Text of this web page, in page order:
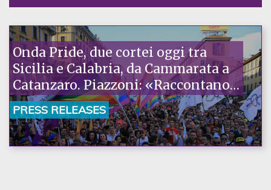
Onda Pride, due cortei oggi tra
Sicilia e Calabria, da Cammarata a
Catanzaro. Piazzoni: «Raccontano
la nostra ostinazione»
PRESS RELEASES